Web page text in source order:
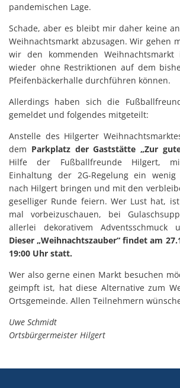
pandemischen Lage.
Schade, aber es bleibt mir daher keine
Weihnachtsmarkt abzusagen. Wir gehen
wir den kommenden
wieder ohne Restriktionen auf dem
Pfeifenbäckerhalle durchführen können.
Allerdings haben sich die
gemeldet und folgendes mitgeteilt:
Anstelle des Hilgerter
dem Parkplatz der Gaststätte „Zur
Hilfe der Fußballfreunde Hilgert,
Einhaltung der 2G-Regelung ein wenig
nach Hilgert bringen und mit den
geselliger Runde feiern. Wer Lust hat,
mal vorbeizuschauen, bei
allerlei dekorativem Adventsschmuck
Dieser „Weihnachtszauber“ findet am
19:00 Uhr statt.
Wer also gerne einen Markt besuchen
geimpft ist, hat diese Alternative zum
Ortsgemeinde. Allen Teilnehmern
Uwe Schmidt
Ortsbürgermeister Hilgert